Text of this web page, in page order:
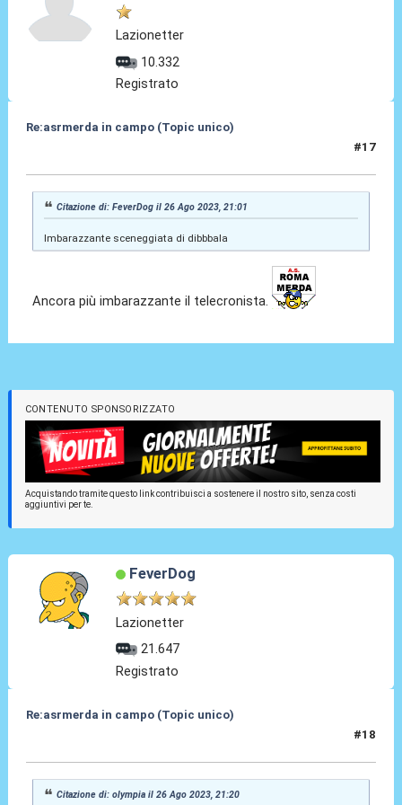
Lazionetter
10.332
Registrato
Re:asrmerda in campo (Topic unico)
#17
Citazione di: FeverDog il 26 Ago 2023, 21:01
Imbarazzante sceneggiata di dibbbala
Ancora più imbarazzante il telecronista.
CONTENUTO SPONSORIZZATO
Acquistando tramite questo link contribuisci a sostenere il nostro sito, senza costi
aggiuntivi per te.
FeverDog
Lazionetter
21.647
Registrato
Re:asrmerda in campo (Topic unico)
#18
Citazione di: olympia il 26 Ago 2023, 21:20